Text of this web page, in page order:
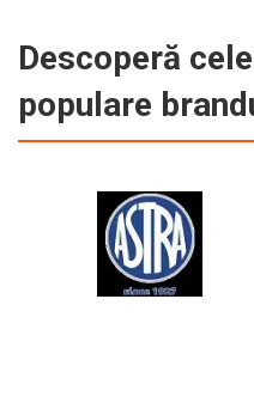
Descoperă
populare